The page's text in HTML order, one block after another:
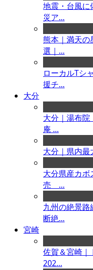
地震・台風に
災ア...
熊本｜満天の
選｜...
ローカルTシ
援チ...
大分
大分｜湯布
庵 ...
大分｜県内最
大分県産カ
売 ...
九州の絶景
断絶...
宮崎
佐賀＆宮崎｜
202...